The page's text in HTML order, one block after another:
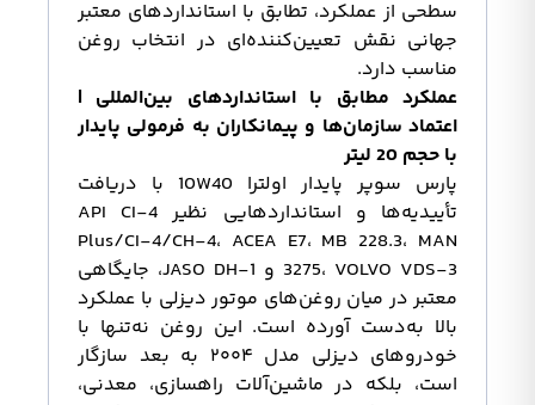
سطحی از عملکرد، تطابق با استانداردهای معتبر
جهانی نقش تعیین‌کننده‌ای در انتخاب روغن
مناسب دارد.
عملکرد مطابق با استانداردهای بین‌المللی |
اعتماد سازمان‌ها و پیمانکاران به فرمولی پایدار
با حجم 20 لیتر
پارس سوپر پایدار اولترا 10W40 با دریافت
تأییدیه‌ها و استانداردهایی نظیر API CI-4
Plus/CI-4/CH-4، ACEA E7، MB 228.3، MAN
3275، VOLVO VDS-3 و JASO DH-1، جایگاهی
معتبر در میان روغن‌های موتور دیزلی با عملکرد
بالا به‌دست آورده است. این روغن نه‌تنها با
خودروهای دیزلی مدل ۲۰۰۴ به بعد سازگار
است، بلکه در ماشین‌آلات راهسازی، معدنی،